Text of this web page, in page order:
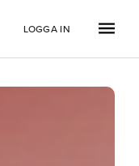
LOGGA IN